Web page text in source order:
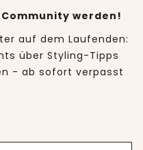
werden!
auf dem Laufenden:
über Styling-Tipps
- ab sofort verpasst